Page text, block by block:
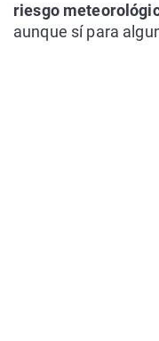
riesgo
aunque sí para